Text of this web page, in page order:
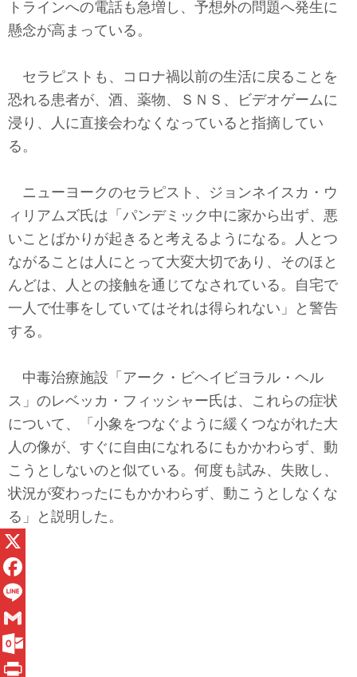
トラインへの電話も急増し、予想外の問題へ発生に
懸念が高まっている。
セラピストも、コロナ禍以前の生活に戻ることを
恐れる患者が、酒、薬物、ＳＮＳ、ビデオゲームに
浸り、人に直接会わなくなっていると指摘してい
る。
ニューヨークのセラピスト、ジョンネイスカ・ウ
ィリアムズ氏は「パンデミック中に家から出ず、悪
いことばかりが起きると考えるようになる。人とつ
ながることは人にとって大変大切であり、そのほと
んどは、人との接触を通じてなされている。自宅で
一人で仕事をしていてはそれは得られない」と警告
する。
中毒治療施設「アーク・ビヘイビヨラル・ヘル
ス」のレベッカ・フィッシャー氏は、これらの症状
について、「小象をつなぐように緩くつながれた大
人の像が、すぐに自由になれるにもかかわらず、動
こうとしないのと似ている。何度も試み、失敗し、
状況が変わったにもかかわらず、動こうとしなくな
る」と説明した。
X
F
a
c
e
L
n
G
m
O